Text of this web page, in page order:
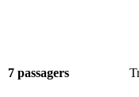
7 passagers